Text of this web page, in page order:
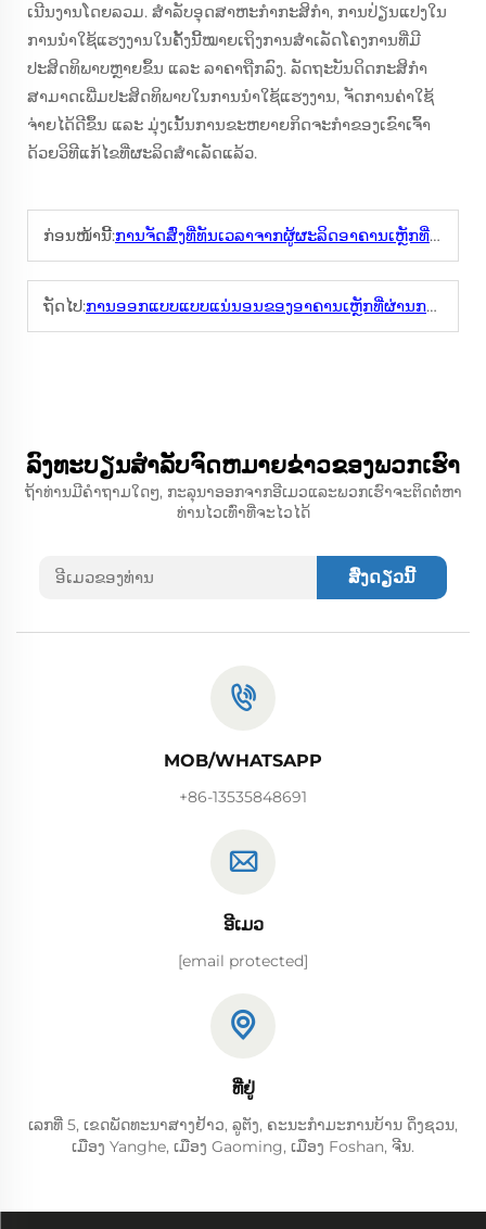
ເນີນງານໂດຍລວມ. ສໍາລັບອຸດສາຫະກໍາກະສິກໍາ, ການປ່ຽນແປງໃນ
ການນໍາໃຊ້ແຮງງານໃນຄັ້ງນີ້ໝາຍເຖິງການສໍາເລັດໂຄງການທີ່ມີ
ປະສິດທິພາບຫຼາຍຂຶ້ນ ແລະ ລາຄາຖືກລົງ. ລັດຖະບັນດິດກະສິກໍາ
ສາມາດເພີ່ມປະສິດທິພາບໃນການນໍາໃຊ້ແຮງງານ, ຈັດການຄ່າໃຊ້
ຈ່າຍໄດ້ດີຂຶ້ນ ແລະ ມຸ່ງເນັ້ນການຂະຫຍາຍກິດຈະກໍາຂອງເຂົາເຈົ້າ
ດ້ວຍວິທີແກ້ໄຂທີ່ຜະລິດສໍາເລັດແລ້ວ.
ກ່ອນໜ້ານີ້:ການຈັດສົ່ງທີ່ທັນເວລາຈາກຜູ້ຜະລິດອາຄານເຫຼັກທີ່ເຊື່ອຖືໄດ້
ຖັດໄປ:ການອອກແບບແບບແນ່ນອນຂອງອາຄານເຫຼັກທີ່ຜ່ານການອອກແບບລ່ວງໜ້າ: ພູມເຊີນກັບຄວາມເໝາະສົມ
ລົງທະບຽນສໍາລັບຈົດຫມາຍຂ່າວຂອງພວກເຮົາ
ຖ້າທ່ານມີຄໍາຖາມໃດໆ, ກະລຸນາອອກຈາກອີເມວແລະພວກເຮົາຈະຕິດຕໍ່ຫາ
ທ່ານໄວເທົ່າທີ່ຈະໄວໄດ້
ສົ່ງດຽວນີ້
MOB/WHATSAPP
+86-13535848691
ອີເມວ
[email protected]
ທີ່ຢູ່
ເລກທີ່ 5, ເຂດພັດທະນາສາງຢ້າວ, ລູຕັງ, ຄະນະກຳມະການບ້ານ ດິ່ງຊວນ,
ເມືອງ Yanghe, ເມືອງ Gaoming, ເມືອງ Foshan, ຈີນ.